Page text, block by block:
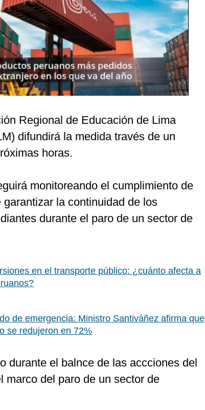
Regional de Educación de Lima
difundirá la medida través de un
horas.
monitoreando el cumplimiento de
la continuidad de los
durante el paro de un sector de
en el transporte público: ¿cuánto afecta a
de emergencia: Ministro Santiváñez afirma que
se redujeron en 72%
durante el balnce de las accciones del
marco del paro de un sector de